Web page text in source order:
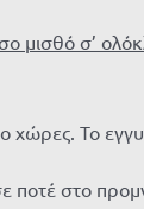
μισθό σ’
χώρες. Το
στο